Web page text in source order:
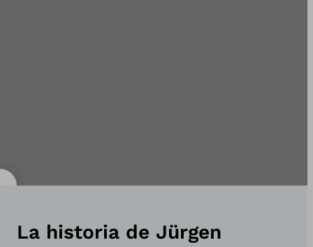
La historia de Jürgen